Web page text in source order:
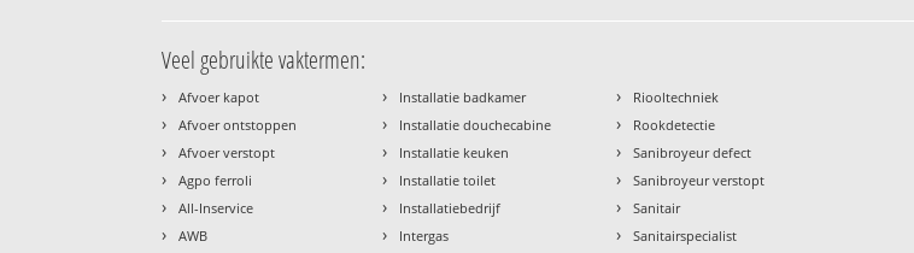
Veel gebruikte vaktermen:
› Afvoer kapot
› Afvoer ontstoppen
› Afvoer verstopt
› Agpo ferroli
› All-Inservice
› AWB
› Installatie badkamer
› Installatie douchecabine
› Installatie keuken
› Installatie toilet
› Installatiebedrijf
› Intergas
› Riooltechniek
› Rookdetectie
› Sanibroyeur defect
› Sanibroyeur verstopt
› Sanitair
› Sanitairspecialist